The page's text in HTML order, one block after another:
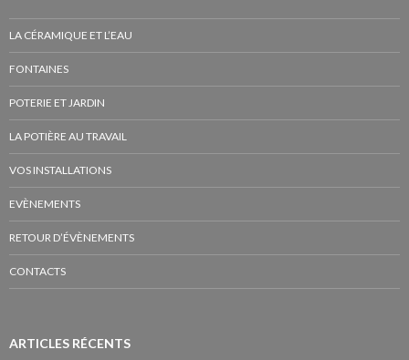
LA CÉRAMIQUE ET L’EAU
FONTAINES
POTERIE ET JARDIN
LA POTIÈRE AU TRAVAIL
VOS INSTALLATIONS
EVÈNEMENTS
RETOUR D’ÉVÈNEMENTS
CONTACTS
ARTICLES RÉCENTS